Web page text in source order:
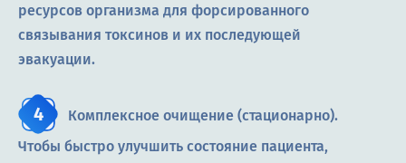
ресурсов организма для форсированного
связывания токсинов и их последующей
эвакуации.
Комплексное очищение (стационарно).
Чтобы быстро улучшить состояние пациента,